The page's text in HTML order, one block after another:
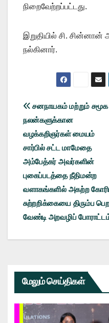
நிறைவேற்றப்பட்டது.
இறுதியில் சி. சின்னான்
நல்கினார்.
Post
navigation
சனநாயகம் மற்றும் சமூக
நலன்களுக்கான
வழக்கறிஞர்கள் மையம்
சார்பில் சட்ட மாமேதை
அம்பேத்கர் அவர்களின்
புகைப்படத்தை நீதிமன்ற
வளாகங்களில் அகற்ற
சுற்றறிக்கையை திரும்ப
வேண்டி அறவழிப்
மேலும் செய்திகள்